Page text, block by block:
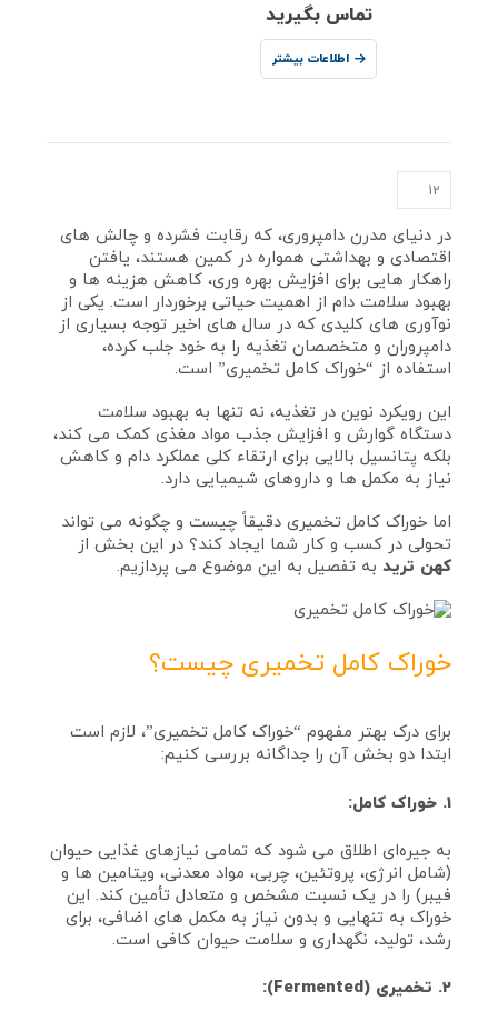
تماس بگیرید
اطلاعات بیشتر
در دنیای مدرن دامپروری، که رقابت فشرده و چالش‌ های
اقتصادی و بهداشتی همواره در کمین هستند، یافتن
راهکار هایی برای افزایش بهره‌ وری، کاهش هزینه‌ ها و
بهبود سلامت دام از اهمیت حیاتی برخوردار است. یکی از
نوآوری‌ های کلیدی که در سال‌ های اخیر توجه بسیاری از
دامپروران و متخصصان تغذیه را به خود جلب کرده،
استفاده از “خوراک کامل تخمیری” است.
این رویکرد نوین در تغذیه، نه تنها به بهبود سلامت
دستگاه گوارش و افزایش جذب مواد مغذی کمک می‌ کند،
بلکه پتانسیل بالایی برای ارتقاء کلی عملکرد دام و کاهش
نیاز به مکمل‌ ها و داروهای شیمیایی دارد.
اما خوراک کامل تخمیری دقیقاً چیست و چگونه می‌ تواند
تحولی در کسب‌ و کار شما ایجاد کند؟ در این بخش از
کهن ترید به تفصیل به این موضوع می‌ پردازیم.
خوراک کامل تخمیری چیست؟
برای درک بهتر مفهوم “خوراک کامل تخمیری”، لازم است
ابتدا دو بخش آن را جداگانه بررسی کنیم:
1. خوراک کامل:
به جیره‌ای اطلاق می‌ شود که تمامی نیازهای غذایی حیوان
(شامل انرژی، پروتئین، چربی، مواد معدنی، ویتامین‌ ها و
فیبر) را در یک نسبت مشخص و متعادل تأمین کند. این
خوراک به تنهایی و بدون نیاز به مکمل‌ های اضافی، برای
رشد، تولید، نگهداری و سلامت حیوان کافی است.
2. تخمیری (Fermented):